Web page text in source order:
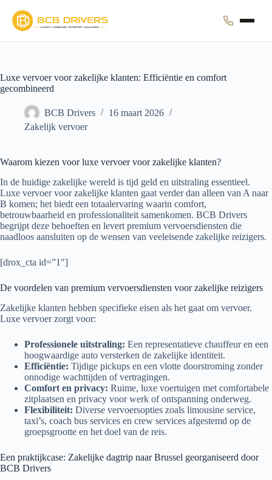
Luxe vervoer voor zakelijke klanten: Efficiëntie en comfort
gecombineerd
BCB Drivers
16 maart 2026
Zakelijk vervoer
Waarom kiezen voor luxe vervoer voor zakelijke klanten?
In de huidige zakelijke wereld is tijd geld en uitstraling essentieel.
Luxe vervoer voor zakelijke klanten gaat verder dan alleen van A naar
B komen; het biedt een totaalervaring waarin comfort,
betrouwbaarheid en professionaliteit samenkomen. BCB Drivers
begrijpt deze behoeften en levert premium vervoersdiensten die
naadloos aansluiten op de wensen van veeleisende zakelijke reizigers.
[drox_cta id=”1″]
De voordelen van premium vervoersdiensten voor zakelijke reizigers
Zakelijke klanten hebben specifieke eisen als het gaat om vervoer.
Luxe vervoer zorgt voor:
Professionele uitstraling: Een representatieve chauffeur en een
hoogwaardige auto versterken de zakelijke identiteit.
Efficiëntie: Tijdige pickups en een vlotte doorstroming zonder
onnodige wachttijden of vertragingen.
Comfort en privacy: Ruime, luxe voertuigen met comfortabele
zitplaatsen en privacy voor werk of ontspanning onderweg.
Flexibiliteit: Diverse vervoersopties zoals limousine service,
taxi’s, coach bus services en crew services afgestemd op de
groepsgrootte en het doel van de reis.
Een praktijkcase: Zakelijke dagtrip naar Brussel georganiseerd door
BCB Drivers